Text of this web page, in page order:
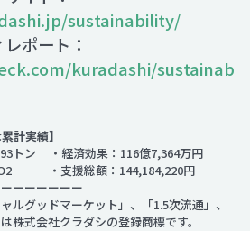
sustainability/
ポート：
kuradashi/sustainab
計実績】
トン ・経済効果：116億7,364万円
・支援総額：144,184,220円
ーーーーーー
ルグッドマーケット」、「1.5次流通」、
株式会社クラダシの登録商標です。